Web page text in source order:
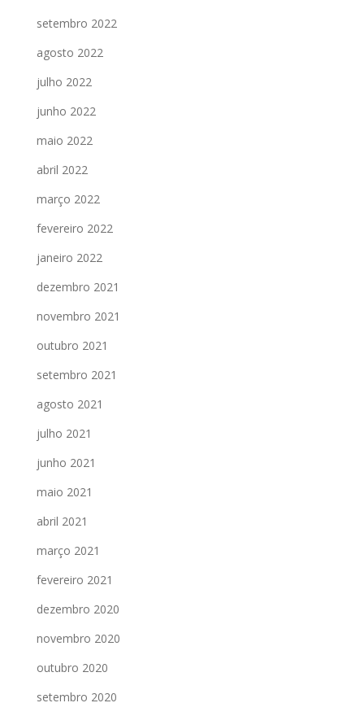
setembro 2022
agosto 2022
julho 2022
junho 2022
maio 2022
abril 2022
março 2022
fevereiro 2022
janeiro 2022
dezembro 2021
novembro 2021
outubro 2021
setembro 2021
agosto 2021
julho 2021
junho 2021
maio 2021
abril 2021
março 2021
fevereiro 2021
dezembro 2020
novembro 2020
outubro 2020
setembro 2020